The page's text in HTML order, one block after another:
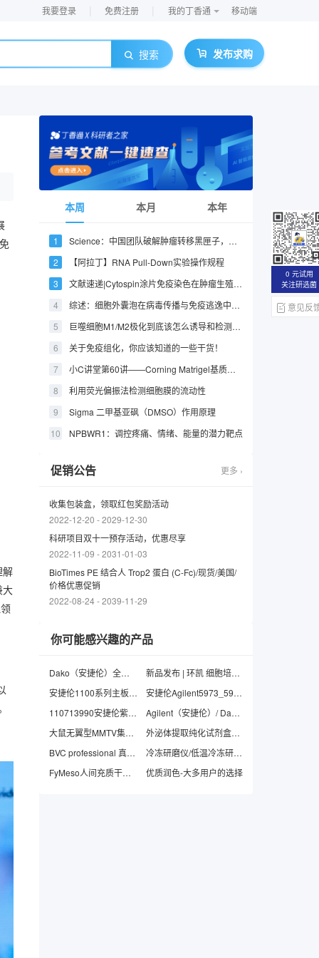
我要登录 免费注册 我的丁香通 移动端
搜索 发布求购
解
大
本周 本月 本年
Science：中国团队破解肿瘤转移黑匣子，绘出肝癌肺转移全过程时空图谱
【阿拉丁】RNA Pull-Down实验操作规程
文献速递|Cytospin涂片免疫染色在肿瘤生殖学领域的应用（二）
综述：细胞外囊泡在病毒传播与免疫逃逸中的新兴作用
巨噬细胞M1/M2极化到底该怎么诱导和检测？这篇文章教你轻松拿捏！
关于免疫组化，你应该知道的一些干货！
小C讲堂第60讲——Corning Matrigel基质包被3D培养板常见问题
利用荧光偏振法检测细胞膜的流动性
Sigma 二甲基亚砜（DMSO）作用原理
NPBWR1：调控疼痛、情绪、能量的潜力靶点
促销公告 更多 ›
收集包装盒，领取红包奖励活动
2022-12-20 -2029-12-30
科研项目双十一预存活动，优惠尽享
2022-11-09 -2031-01-03
BioTimes PE 结合人 Trop2 蛋白 (C-Fc)/现货/美国/
价格优惠促销
2022-08-24-2039-11-29
你可能感兴趣的产品
Dako（安捷伦）全新目录价
新品发布 | 环凯 细胞培养基系列产品强势上市！
安捷伦1100系列主板维修更换
安捷伦Agilent5973_5975系列气质联用仪
110713990安捷伦紫外氘灯用于Cary 4/5/6/7000系列光谱Agilent
Agilent（安捷伦）/ Dako PD-L1检测试剂盒（免疫组织化学法)
大鼠无翼型MMTV集成站点系列，成员4(WNT4)CLIA试剂盒|Rat Wingless Type MMTV Integration Site Family, Member 4 (WNT4) CLIA Kit
外泌体提取纯化试剂盒（组织、细胞上清、血液、尿液、细菌膜囊泡等）
BVC professional 真空吸液系统（废液处理器）
冷冻研磨仪/低温冷冻研磨仪/组织研磨仪
FyMeso人间充质干细胞无血清培养基（chemical defined）
优质润色-大多用户的选择
0 元试用
关注研选菌
意见反